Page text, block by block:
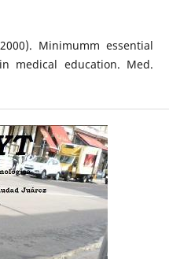
Minimumm essential
medical education. Med.